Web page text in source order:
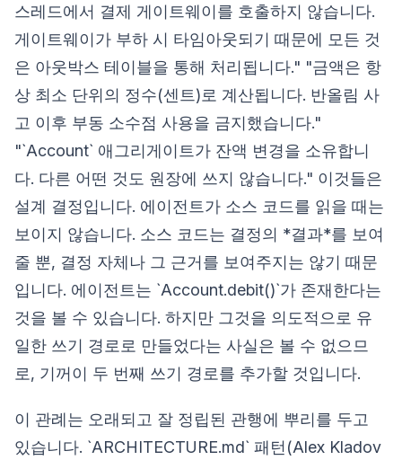
스레드에서 결제 게이트웨이를 호출하지 않습니다.
게이트웨이가 부하 시 타임아웃되기 때문에 모든 것
은 아웃박스 테이블을 통해 처리됩니다." "금액은 항
상 최소 단위의 정수(센트)로 계산됩니다. 반올림 사
고 이후 부동 소수점 사용을 금지했습니다."
"`Account` 애그리게이트가 잔액 변경을 소유합니
다. 다른 어떤 것도 원장에 쓰지 않습니다." 이것들은
설계 결정입니다. 에이전트가 소스 코드를 읽을 때는
보이지 않습니다. 소스 코드는 결정의 *결과*를 보여
줄 뿐, 결정 자체나 그 근거를 보여주지는 않기 때문
입니다. 에이전트는 `Account.debit()`가 존재한다는
것을 볼 수 있습니다. 하지만 그것을 의도적으로 유
일한 쓰기 경로로 만들었다는 사실은 볼 수 없으므
로, 기꺼이 두 번째 쓰기 경로를 추가할 것입니다.
이 관례는 오래되고 잘 정립된 관행에 뿌리를 두고
있습니다. `ARCHITECTURE.md` 패턴(Alex Kladov